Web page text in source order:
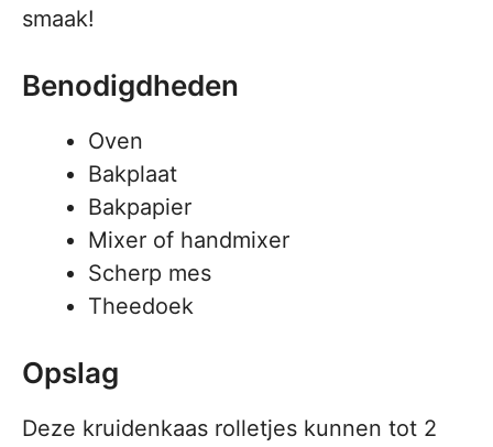
smaak!
Benodigdheden
Oven
Bakplaat
Bakpapier
Mixer of handmixer
Scherp mes
Theedoek
Opslag
Deze kruidenkaas rolletjes kunnen tot 2